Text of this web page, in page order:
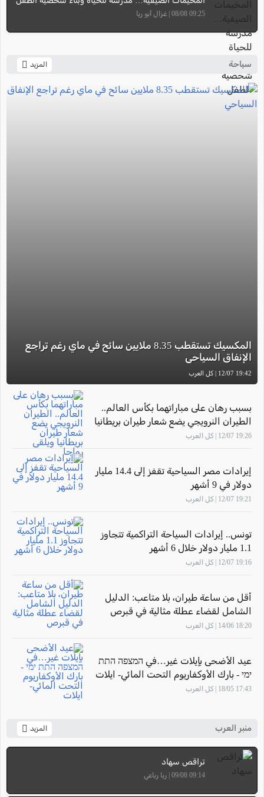
09:25 08/08 | غزال أبو ريا
سياحة المزيد
المكسيك تستقطب 8.35 ملايين سائح في ماي رغم تراجع
الإنفاق السياحي
19:42 12/07 | كل العرب
بسبب رهان على مباراتهما بكأس العالم..
الطيران النرويجي يضع شعار طيران بريطانيا
ويلقى رواجا
19:26 12/07 | كل العرب
إيرادات مصر السياحية تقفز إلى 14.4 مليار
دولار في 9 أشهر
19:21 12/07 | كل العرب
تونس.. إيرادات السياحة التراكمية تتجاوز
1.1 مليار دولار خلال 6 أشهر
19:16 12/07 | كل العرب
أقل من ساعة طيران، بلا متاعب: الدليل
الشامل لقضاء عطلة مثالية في قبرص
18:20 14/06 | كل العرب
عيد الأضحى بإيلات غير…في המצפה התת
ימי - بارك الأوكفاريوم التحت المائي- ايلات
17:43 18/05 | كل العرب
منبر العرب المزيد
تراقص سهاد
09:14 09/08 | ربا رباعي